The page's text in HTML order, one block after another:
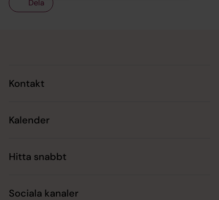
Dela
Kontakt
Kalender
Hitta snabbt
Sociala kanaler